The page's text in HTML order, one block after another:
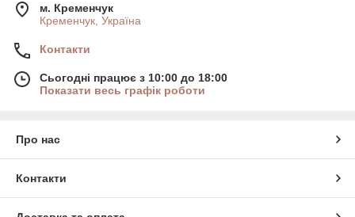
м. Кременчук
Кременчук, Україна
Контакти
Сьогодні працює з 10:00 до 18:00
Показати весь графік роботи
Про нас
Контакти